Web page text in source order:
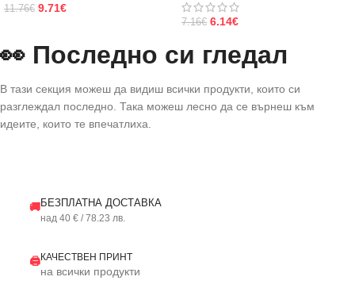
11.76€ 9.71€
7.16€ 6.14€
👀 Последно си гледал
В тази секция можеш да видиш всички продукти, които си
разглеждал последно. Така можеш лесно да се върнеш към
идеите, които те впечатлиха.
🚚БЕЗПЛАТНА ДОСТАВКА
над 40 € / 78.23 лв.
🖨️КАЧЕСТВЕН ПРИНТ
на всички продукти